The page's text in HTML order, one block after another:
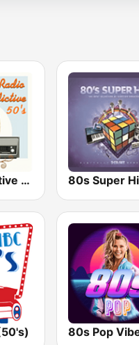
Radio Addictive 50s 80s Super
80s Pop